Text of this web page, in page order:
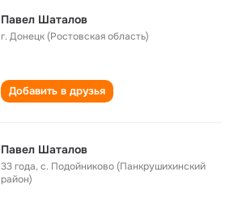
Павел Шаталов
г. Донецк (Ростовская область)
Добавить в друзья
Павел Шаталов
33 года,с. Подойниково (Панкрушихинский
район)